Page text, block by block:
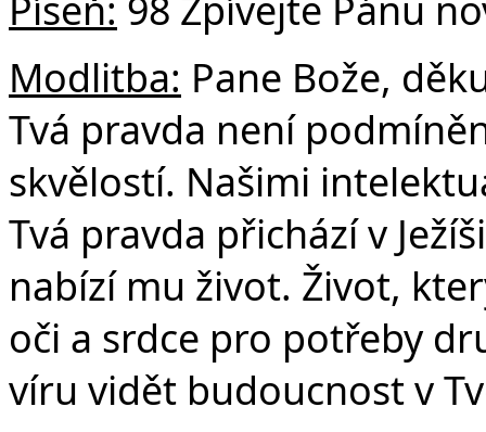
Modlitba: Pane Bože,
Tvá pravda není
skvělostí. Našimi
Tvá pravda přichází v
nabízí mu život. Život,
oči a srdce pro potřeby
víru vidět budoucnost v